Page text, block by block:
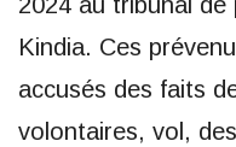
Kindia. Ces
accusés des faits
volontaires, vol,